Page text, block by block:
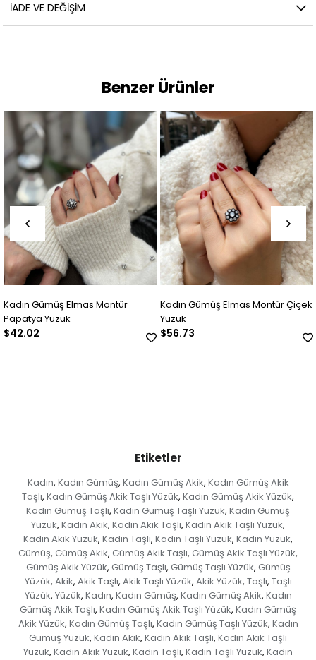
İADE VE DEĞIŞIM
Benzer Ürünler
Kadın Gümüş Elmas Montür
Papatya Yüzük
$42.02
Kadın Gümüş Elmas Montür Çiçek
Yüzük
$56.73
Etiketler
Kadın, Kadın Gümüş, Kadın Gümüş Akik, Kadın Gümüş Akik
Taşlı, Kadın Gümüş Akik Taşlı Yüzük, Kadın Gümüş Akik Yüzük,
Kadın Gümüş Taşlı, Kadın Gümüş Taşlı Yüzük, Kadın Gümüş
Yüzük, Kadın Akik, Kadın Akik Taşlı, Kadın Akik Taşlı Yüzük,
Kadın Akik Yüzük, Kadın Taşlı, Kadın Taşlı Yüzük, Kadın Yüzük,
Gümüş, Gümüş Akik, Gümüş Akik Taşlı, Gümüş Akik Taşlı Yüzük,
Gümüş Akik Yüzük, Gümüş Taşlı, Gümüş Taşlı Yüzük, Gümüş
Yüzük, Akik, Akik Taşlı, Akik Taşlı Yüzük, Akik Yüzük, Taşlı, Taşlı
Yüzük, Yüzük, Kadın, Kadın Gümüş, Kadın Gümüş Akik, Kadın
Gümüş Akik Taşlı, Kadın Gümüş Akik Taşlı Yüzük, Kadın Gümüş
Akik Yüzük, Kadın Gümüş Taşlı, Kadın Gümüş Taşlı Yüzük, Kadın
Gümüş Yüzük, Kadın Akik, Kadın Akik Taşlı, Kadın Akik Taşlı
Yüzük, Kadın Akik Yüzük, Kadın Taşlı, Kadın Taşlı Yüzük, Kadın